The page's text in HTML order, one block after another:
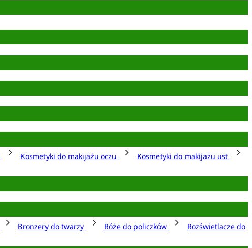
Kosmetyki do makijażu oczu
Kosmetyki do makijażu ust
Bronzery do twarzy Róże do policzków
Rozświetlacze do